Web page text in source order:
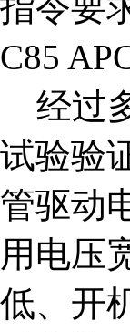
C85
经过
试验验
管驱动
用电压
低、开